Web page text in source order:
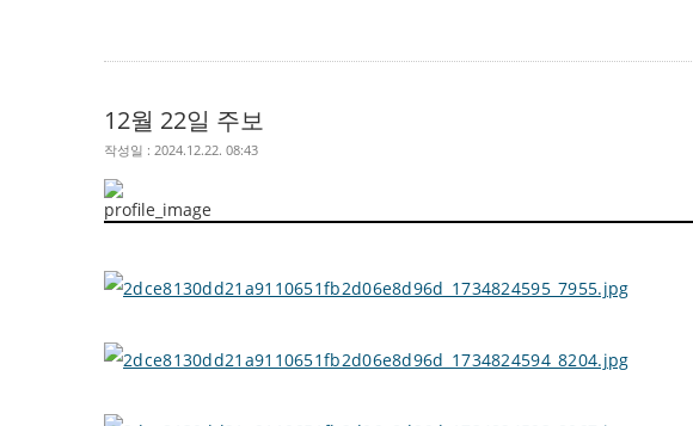
12월 22일 주보
작성일 : 2024.12.22. 08:43